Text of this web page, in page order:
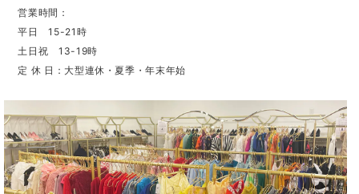
営業時間：
平日 15-21時
土日祝 13-19時
定 休 日：大型連休・夏季・年末年始